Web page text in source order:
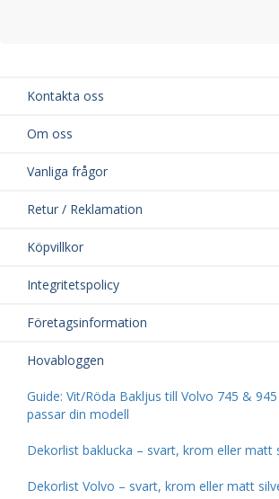
Kontakta oss
Om oss
Vanliga frågor
Retur / Reklamation
Köpvillkor
Integritetspolicy
Företagsinformation
Hovabloggen
Guide: Vit/Röda Bakljus till Volvo 745 &
passar din modell
Dekorlist baklucka – svart, krom eller matt
Dekorlist Volvo – svart, krom eller matt